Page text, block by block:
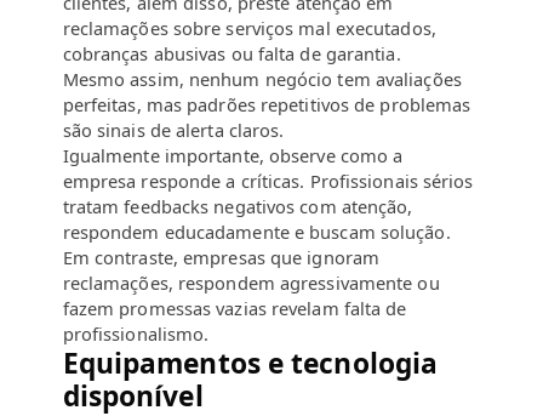
reclamações sobre serviços mal executados,
cobranças abusivas ou falta de garantia.
Mesmo assim, nenhum negócio tem avaliações
perfeitas, mas padrões repetitivos de problemas
são sinais de alerta claros.
Igualmente importante, observe como a
empresa responde a críticas. Profissionais sérios
tratam feedbacks negativos com atenção,
respondem educadamente e buscam solução.
Em contraste, empresas que ignoram
reclamações, respondem agressivamente ou
fazem promessas vazias revelam falta de
profissionalismo.
Equipamentos e tecnologia
disponível